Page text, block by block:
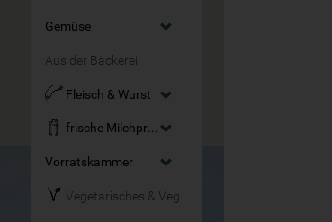
Gemüse
Aus der Bäckerei
Fleisch & Wurst
frische Milchprodukte
Vorratskammer